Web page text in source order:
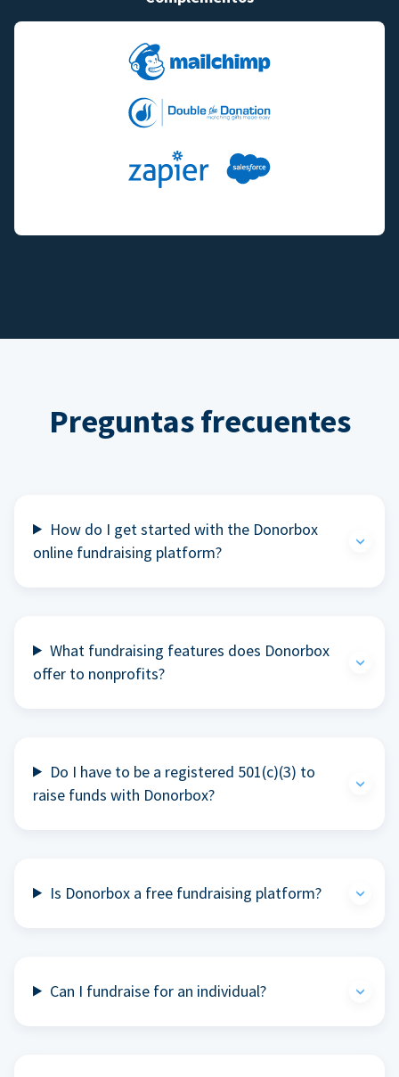
Preguntas frecuentes
How do I get started with the Donorbox
online fundraising platform?
What fundraising features does Donorbox
offer to nonprofits?
Do I have to be a registered 501(c)(3) to
raise funds with Donorbox?
Is Donorbox a free fundraising platform?
Can I fundraise for an individual?